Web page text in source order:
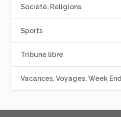
Société, Religions
Sports
Tribune libre
Vacances, Voyages, Week End